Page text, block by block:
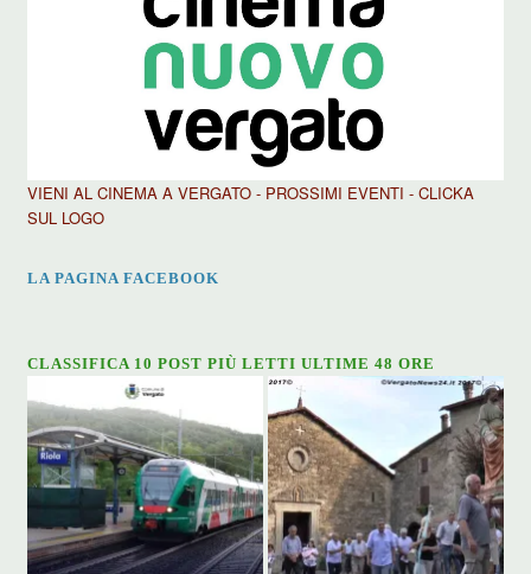
VIENI AL CINEMA A VERGATO - PROSSIMI EVENTI - CLICKA
SUL LOGO
LA PAGINA FACEBOOK
CLASSIFICA 10 POST PIÙ LETTI ULTIME 48 ORE